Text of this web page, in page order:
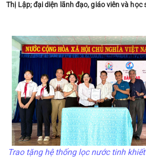
Thị Lập; đại diện lãnh đạo, giáo viên và
Trao tặng hệ thống lọc nước tinh